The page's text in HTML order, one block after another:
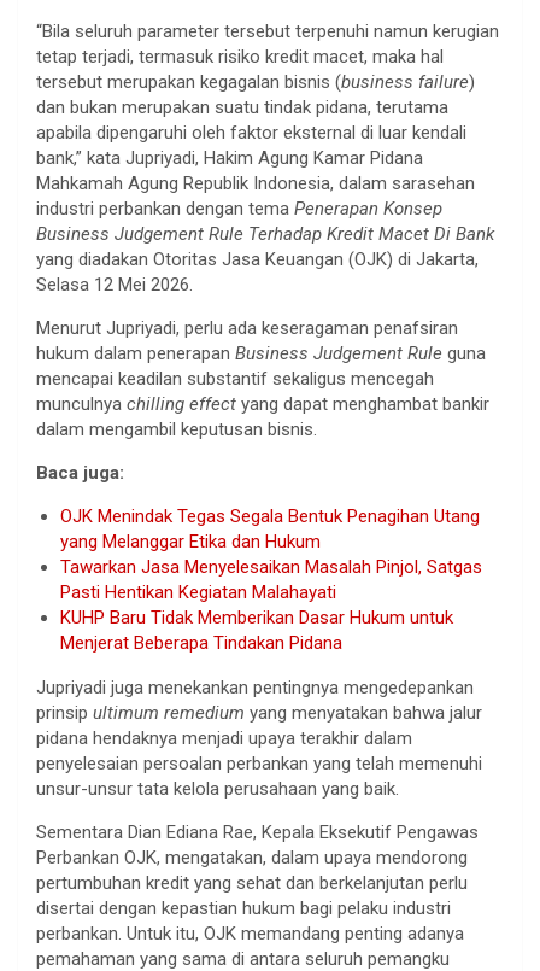
“Bila seluruh parameter tersebut terpenuhi namun kerugian
tetap terjadi, termasuk risiko kredit macet, maka hal
tersebut merupakan kegagalan bisnis (business failure)
dan bukan merupakan suatu tindak pidana, terutama
apabila dipengaruhi oleh faktor eksternal di luar kendali
bank,” kata Jupriyadi, Hakim Agung Kamar Pidana
Mahkamah Agung Republik Indonesia, dalam sarasehan
industri perbankan dengan tema Penerapan Konsep
Business Judgement Rule Terhadap Kredit Macet Di Bank
yang diadakan Otoritas Jasa Keuangan (OJK) di Jakarta,
Selasa 12 Mei 2026.
Menurut Jupriyadi, perlu ada keseragaman penafsiran
hukum dalam penerapan Business Judgement Rule guna
mencapai keadilan substantif sekaligus mencegah
munculnya chilling effect yang dapat menghambat bankir
dalam mengambil keputusan bisnis.
Baca juga:
OJK Menindak Tegas Segala Bentuk Penagihan Utang
yang Melanggar Etika dan Hukum
Tawarkan Jasa Menyelesaikan Masalah Pinjol, Satgas
Pasti Hentikan Kegiatan Malahayati
KUHP Baru Tidak Memberikan Dasar Hukum untuk
Menjerat Beberapa Tindakan Pidana
Jupriyadi juga menekankan pentingnya mengedepankan
prinsip ultimum remedium yang menyatakan bahwa jalur
pidana hendaknya menjadi upaya terakhir dalam
penyelesaian persoalan perbankan yang telah memenuhi
unsur-unsur tata kelola perusahaan yang baik.
Sementara Dian Ediana Rae, Kepala Eksekutif Pengawas
Perbankan OJK, mengatakan, dalam upaya mendorong
pertumbuhan kredit yang sehat dan berkelanjutan perlu
disertai dengan kepastian hukum bagi pelaku industri
perbankan. Untuk itu, OJK memandang penting adanya
pemahaman yang sama di antara seluruh pemangku